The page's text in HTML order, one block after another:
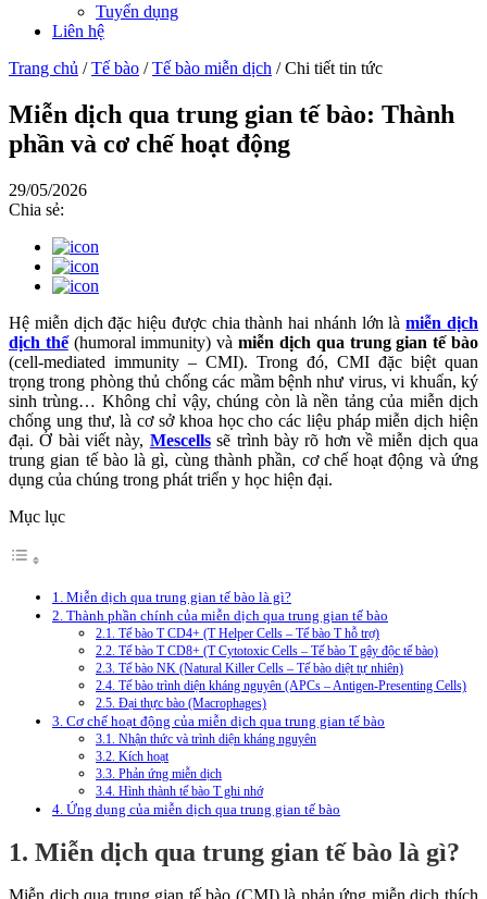
Tuyển dụng
Liên hệ
Trang chủ /Tế bào /Tế bào miễn dịch /Chi tiết tin tức
Miễn dịch qua trung gian tế bào: Thành
phần và cơ chế hoạt động
29/05/2026
Chia sẻ:
Hệ miễn dịch đặc hiệu được chia thành hai nhánh lớn làmiễn dịch
dịch thể(humoral immunity) vàmiễn dịch qua trung gian tế bào
(cell-mediated immunity – CMI). Trong đó, CMI đặc biệt quan
trọng trong phòng thủ chống các mầm bệnh như virus, vi khuẩn, ký
sinh trùng… Không chỉ vậy, chúng còn là nền tảng của miễn dịch
chống ung thư, là cơ sở khoa học cho các liệu pháp miễn dịch hiện
đại. Ở bài viết này, Mescellssẽ trình bày rõ hơn về miễn dịch qua
trung gian tế bào là gì, cùng thành phần, cơ chế hoạt động và ứng
dụng của chúng trong phát triển y học hiện đại.
Mục lục
1. Miễn dịch qua trung gian tế bào là gì?
2. Thành phần chính của miễn dịch qua trung gian tế bào
2.1. Tế bào T CD4+ (T Helper Cells – Tế bào T hỗ trợ)
2.2. Tế bào T CD8+ (T Cytotoxic Cells – Tế bào T gây độc tế bào)
2.3. Tế bào NK (Natural Killer Cells – Tế bào diệt tự nhiên)
2.4. Tế bào trình diện kháng nguyên (APCs – Antigen-Presenting Cells)
2.5. Đại thực bào (Macrophages)
3. Cơ chế hoạt động của miễn dịch qua trung gian tế bào
3.1. Nhận thức và trình diện kháng nguyên
3.2. Kích hoạt
3.3. Phản ứng miễn dịch
3.4. Hình thành tế bào T ghi nhớ
4. Ứng dụng của miễn dịch qua trung gian tế bào
1. Miễn dịch qua trung gian tế bào là gì?
Miễn dịch qua trung gian tế bào (CMI) là phản ứng miễn dịch thích